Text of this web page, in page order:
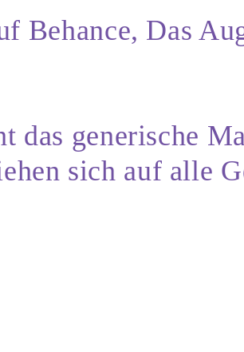
Behance, Das
das generische
sich auf alle